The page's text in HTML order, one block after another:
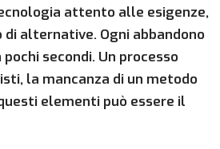
attento alle esigenze,
alternative. Ogni abbandono
secondi. Un processo
la mancanza di un metodo
elementi può essere il